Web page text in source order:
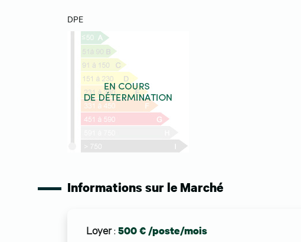
DPE
Informations sur le Marché
Loyer: 500 € /poste/mois